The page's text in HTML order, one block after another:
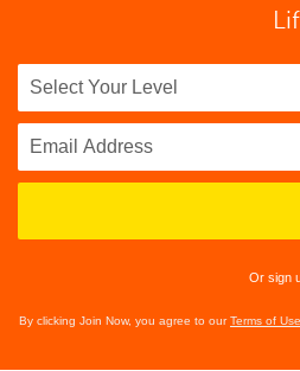
Or sign
By clicking Join Now, you agree to ourTerms of Use